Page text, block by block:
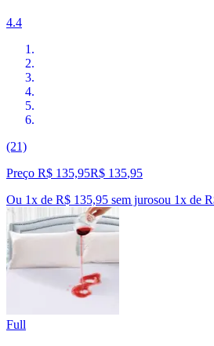
4.4
(21)
Preço R$ 135,95R$ 135,95
Ou 1x de R$ 135,95 sem jurosou 1x de
Full